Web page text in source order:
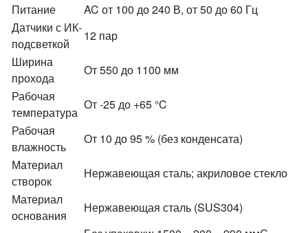
Питание
AC от 100 до 240 В, от 50 до 60 Гц
Датчики с ИК-
подсветкой
12 пар
Ширина
прохода
От 550 до 1100 мм
Рабочая
температура
От -25 до +65 °C
Рабочая
влажность
От 10 до 95 % (без конденсата)
Материал
створок
Нержавеющая сталь; акриловое стекло
Материал
основания
Нержавеющая сталь (SUS304)